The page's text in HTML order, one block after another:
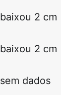
baixou 2 cm
baixou 2 cm
sem dados